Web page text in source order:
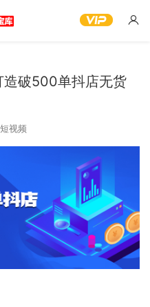
造破500单抖店无货
短视频